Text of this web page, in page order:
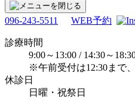
096-243-5511 WEB予約
診療時間
9:00～13:00 / 14:30～
※午前受付は12:30まで
休診日
日曜・祝祭日